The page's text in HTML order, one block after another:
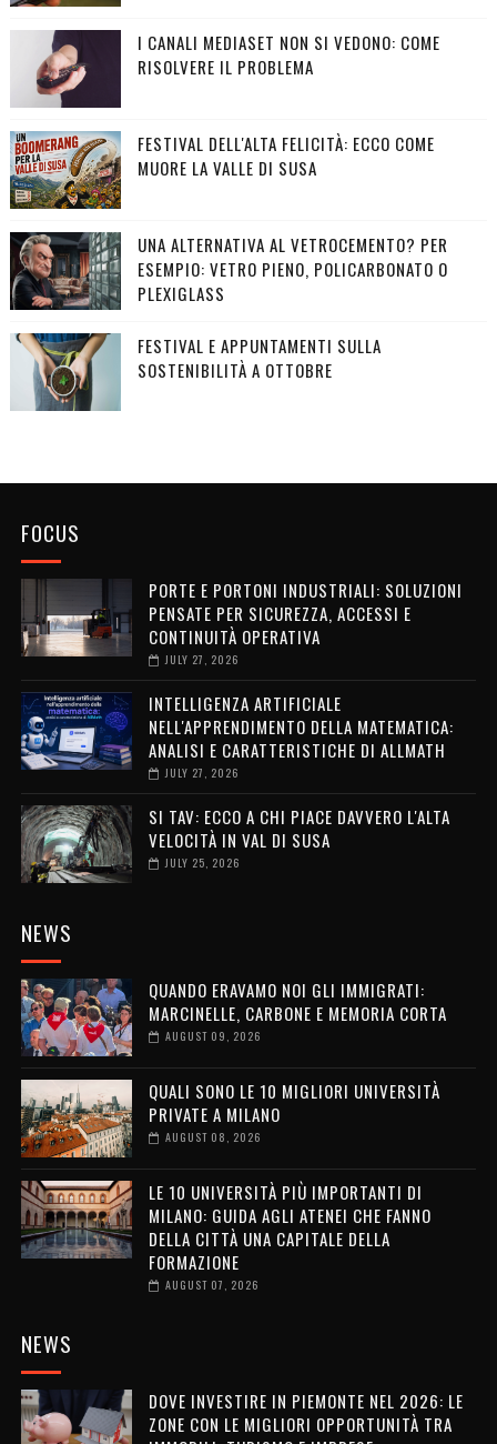
I CANALI MEDIASET NON SI VEDONO: COME
RISOLVERE IL PROBLEMA
FESTIVAL DELL'ALTA FELICITÀ: ECCO COME
MUORE LA VALLE DI SUSA
UNA ALTERNATIVA AL VETROCEMENTO? PER
ESEMPIO: VETRO PIENO, POLICARBONATO O
PLEXIGLASS
FESTIVAL E APPUNTAMENTI SULLA
SOSTENIBILITÀ A OTTOBRE
FOCUS
PORTE E PORTONI INDUSTRIALI: SOLUZIONI
PENSATE PER SICUREZZA, ACCESSI E
CONTINUITÀ OPERATIVA
JULY 27, 2026
INTELLIGENZA ARTIFICIALE
NELL'APPRENDIMENTO DELLA MATEMATICA:
ANALISI E CARATTERISTICHE DI ALLMATH
JULY 27, 2026
SI TAV: ECCO A CHI PIACE DAVVERO L'ALTA
VELOCITÀ IN VAL DI SUSA
JULY 25, 2026
NEWS
QUANDO ERAVAMO NOI GLI IMMIGRATI:
MARCINELLE, CARBONE E MEMORIA CORTA
AUGUST 09, 2026
QUALI SONO LE 10 MIGLIORI UNIVERSITÀ
PRIVATE A MILANO
AUGUST 08, 2026
LE 10 UNIVERSITÀ PIÙ IMPORTANTI DI
MILANO: GUIDA AGLI ATENEI CHE FANNO
DELLA CITTÀ UNA CAPITALE DELLA
FORMAZIONE
AUGUST 07, 2026
NEWS
DOVE INVESTIRE IN PIEMONTE NEL 2026: LE
ZONE CON LE MIGLIORI OPPORTUNITÀ TRA